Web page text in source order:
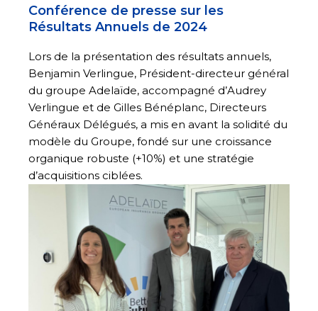
Conférence de presse sur les
Résultats Annuels de 2024
Lors de la présentation des résultats annuels,
Benjamin Verlingue, Président-directeur général
du groupe Adelaïde, accompagné d’Audrey
Verlingue et de Gilles Bénéplanc, Directeurs
Généraux Délégués, a mis en avant la solidité du
modèle du Groupe, fondé sur une croissance
organique robuste (+10%) et une stratégie
d’acquisitions ciblées.